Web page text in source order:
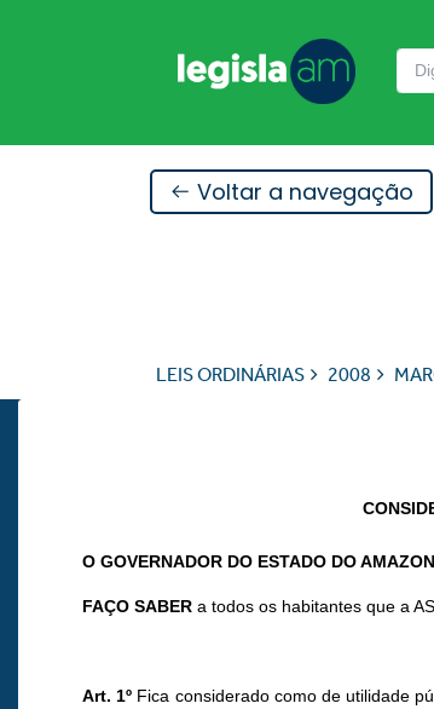
Voltar a navegação
LEIS ORDINÁRIAS 2008
O GOVERNADOR DO ESTADO DO
FAÇO SABER a todos os habitantes que a
Art. 1º Fica considerado como de utilidade